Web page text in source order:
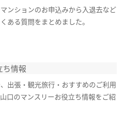
ンションのお申込みから入退去など
ある質問をまとめました。
ち情報
出張・観光旅行・おすすめのご利用
口のマンスリーお役立ち情報をご紹